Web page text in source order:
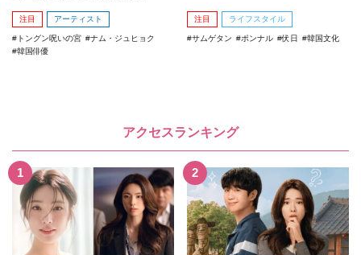
注目 アーティスト
トングン呪いの宮
ナム・ジュヒョク
韓国俳優
注目 ライフスタイル
サムゲタン ポンナル 伏日 韓国文化
アクセスランキング